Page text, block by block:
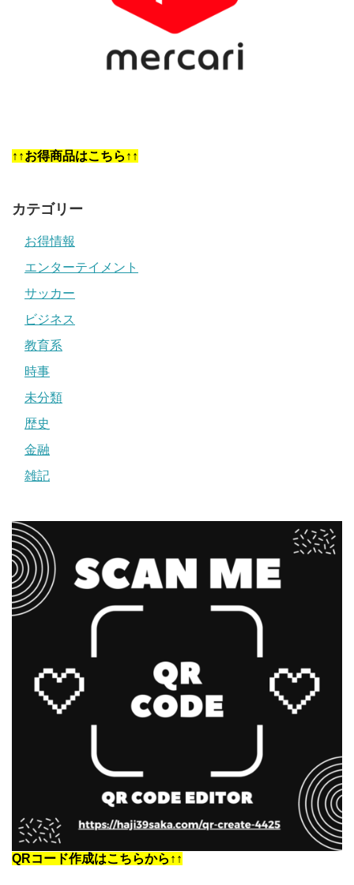
↑↑お得商品はこちら↑↑
カテゴリー
お得情報
エンターテイメント
サッカー
ビジネス
教育系
時事
未分類
歴史
金融
雑記
QRコード作成はこちらから↑↑